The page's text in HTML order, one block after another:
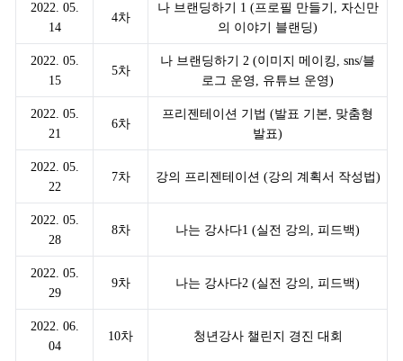
2022. 05.
14
4차
나 브랜딩하기 1 (프로필 만들기, 자신만
의 이야기 블랜딩)
2022. 05.
15
5차
나 브랜딩하기 2 (이미지 메이킹, sns/블
로그 운영, 유튜브 운영)
2022. 05.
21
6차
프리젠테이션 기법 (발표 기본, 맞춤형
발표)
2022. 05.
22
7차 강의 프리젠테이션 (강의 계획서 작성법)
2022. 05.
28
8차 나는 강사다1 (실전 강의, 피드백)
2022. 05.
29
9차 나는 강사다2 (실전 강의, 피드백)
2022. 06.
04
10차 청년강사 챌린지 경진 대회